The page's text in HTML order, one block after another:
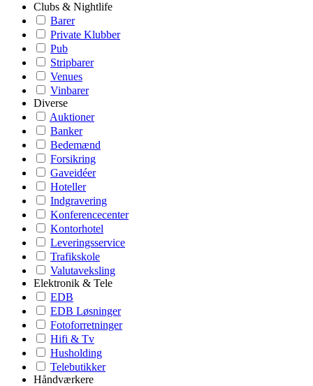
Clubs & Nightlife
Barer
Private Klubber
Pub
Stripbarer
Venues
Vinbarer
Diverse
Auktioner
Banker
Bedemænd
Forsikring
Gaveidéer
Hoteller
Indgravering
Konferencecenter
Kontorhotel
Leveringsservice
Trafikskole
Valutaveksling
Elektronik & Tele
EDB
EDB Løsninger
Fotoforretninger
Hifi & Tv
Husholding
Telebutikker
Håndværkere